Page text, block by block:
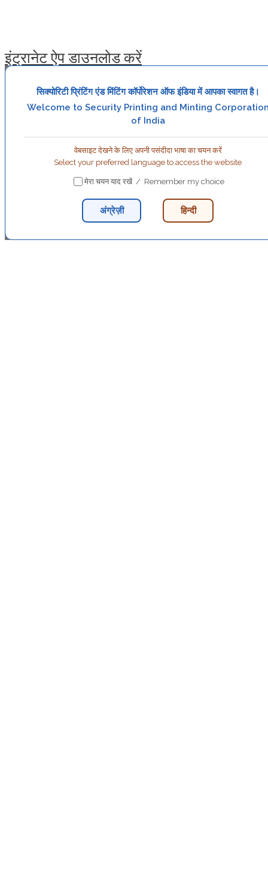
इंट्रानेट ऐप डाउनलोड करें
सिक्योरिटी प्रिंटिंग एंड मिंटिंग कॉर्पोरेशन ऑफ इंडिया में आपका स्वागत है।
Welcome to Security Printing and Minting
of India
वेबसाइट देखने के लिए अपनी पसंदीदा भाषा का चयन करें
Select your preferred language to access the website
मेरा चयन याद रखें / Remember my choice
अंग्रेज़ी हिन्दी